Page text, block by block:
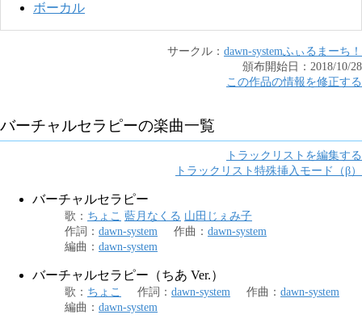
ボーカル
サークル： dawn-systemふぃるまーち！
頒布開始日： 2018/10/28
この作品の情報を修正する
バーチャルセラピーの楽曲一覧
トラックリストを編集する
トラックリスト特殊挿入モード（β）
バーチャルセラピー
歌 ： ちょこ 藍月なくる 山田じぇみ子
作詞 ： dawn-system 作曲 ： dawn-system
編曲 ： dawn-system
バーチャルセラピー（ちあ Ver.）
歌 ： ちょこ 作詞 ： dawn-system 作曲 ： dawn-system
編曲 ： dawn-system